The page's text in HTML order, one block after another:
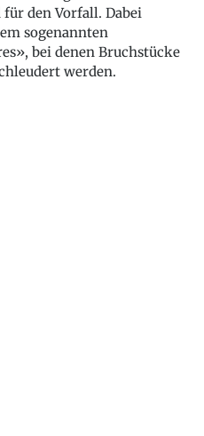
den Vorfall. Dabei
sogenannten
bei denen Bruchstücke
werden.